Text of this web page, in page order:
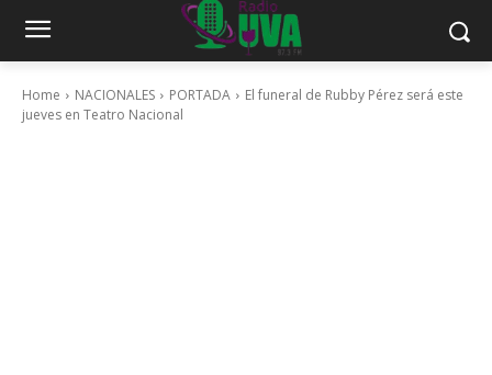
Home NACIONALES PORTADA
El funeral de Rubby Pérez será este
jueves en Teatro Nacional